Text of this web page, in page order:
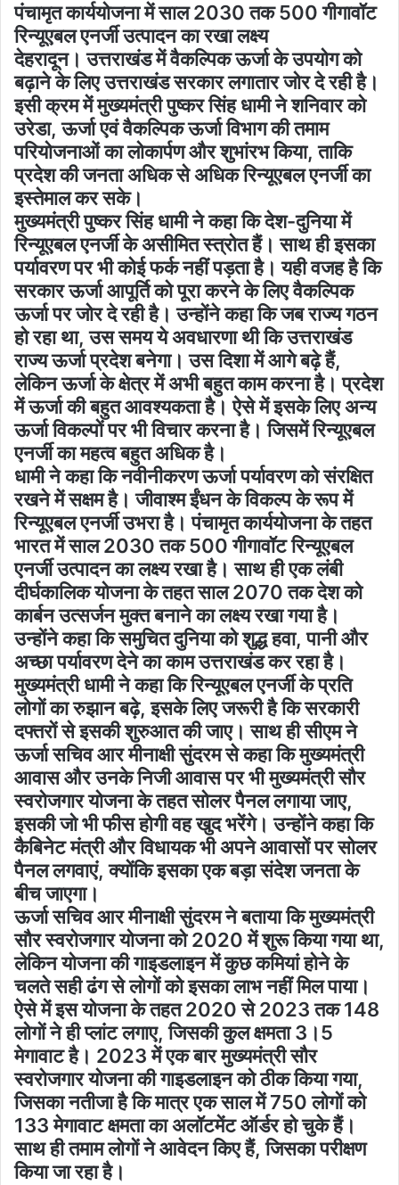
पंचामृत कार्ययोजना में साल 2030 तक 500 गीगावॉट
रिन्यूएबल एनर्जी उत्पादन का रखा लक्ष्य
देहरादून। उत्तराखंड में वैकल्पिक ऊर्जा के उपयोग को
बढ़ाने के लिए उत्तराखंड सरकार लगातार जोर दे रही है।
इसी क्रम में मुख्यमंत्री पुष्कर सिंह धामी ने शनिवार को
उरेडा, ऊर्जा एवं वैकल्पिक ऊर्जा विभाग की तमाम
परियोजनाओं का लोकार्पण और शुभांरभ किया, ताकि
प्रदेश की जनता अधिक से अधिक रिन्यूएबल एनर्जी का
इस्तेमाल कर सके।
मुख्यमंत्री पुष्कर सिंह धामी ने कहा कि देश-दुनिया में
रिन्यूएबल एनर्जी के असीमित स्त्रोत हैं। साथ ही इसका
पर्यावरण पर भी कोई फर्क नहीं पड़ता है। यही वजह है कि
सरकार ऊर्जा आपूर्ति को पूरा करने के लिए वैकल्पिक
ऊर्जा पर जोर दे रही है। उन्होंने कहा कि जब राज्य गठन
हो रहा था, उस समय ये अवधारणा थी कि उत्तराखंड
राज्य ऊर्जा प्रदेश बनेगा। उस दिशा में आगे बढ़े हैं,
लेकिन ऊर्जा के क्षेत्र में अभी बहुत काम करना है। प्रदेश
में ऊर्जा की बहुत आवश्यकता है। ऐसे में इसके लिए अन्य
ऊर्जा विकल्पों पर भी विचार करना है। जिसमें रिन्यूएबल
एनर्जी का महत्व बहुत अधिक है।
धामी ने कहा कि नवीनीकरण ऊर्जा पर्यावरण को संरक्षित
रखने में सक्षम है। जीवाश्म ईंधन के विकल्प के रूप में
रिन्यूएबल एनर्जी उभरा है। पंचामृत कार्ययोजना के तहत
भारत में साल 2030 तक 500 गीगावॉट रिन्यूएबल
एनर्जी उत्पादन का लक्ष्य रखा है। साथ ही एक लंबी
दीर्घकालिक योजना के तहत साल 2070 तक देश को
कार्बन उत्सर्जन मुक्त बनाने का लक्ष्य रखा गया है।
उन्होंने कहा कि समुचित दुनिया को शुद्ध हवा, पानी और
अच्छा पर्यावरण देने का काम उत्तराखंड कर रहा है।
मुख्यमंत्री धामी ने कहा कि रिन्यूएबल एनर्जी के प्रति
लोगों का रुझान बढ़े, इसके लिए जरूरी है कि सरकारी
दफ्तरों से इसकी शुरुआत की जाए। साथ ही सीएम ने
ऊर्जा सचिव आर मीनाक्षी सुंदरम से कहा कि मुख्यमंत्री
आवास और उनके निजी आवास पर भी मुख्यमंत्री सौर
स्वरोजगार योजना के तहत सोलर पैनल लगाया जाए,
इसकी जो भी फीस होगी वह खुद भरेंगे। उन्होंने कहा कि
कैबिनेट मंत्री और विधायक भी अपने आवासों पर सोलर
पैनल लगवाएं, क्योंकि इसका एक बड़ा संदेश जनता के
बीच जाएगा।
ऊर्जा सचिव आर मीनाक्षी सुंदरम ने बताया कि मुख्यमंत्री
सौर स्वरोजगार योजना को 2020 में शुरू किया गया था,
लेकिन योजना की गाइडलाइन में कुछ कमियां होने के
चलते सही ढंग से लोगों को इसका लाभ नहीं मिल पाया।
ऐसे में इस योजना के तहत 2020 से 2023 तक 148
लोगों ने ही प्लांट लगाए, जिसकी कुल क्षमता 3।5
मेगावाट है। 2023 में एक बार मुख्यमंत्री सौर
स्वरोजगार योजना की गाइडलाइन को ठीक किया गया,
जिसका नतीजा है कि मात्र एक साल में 750 लोगों को
133 मेगावाट क्षमता का अलॉटमेंट ऑर्डर हो चुके हैं।
साथ ही तमाम लोगों ने आवेदन किए हैं, जिसका परीक्षण
किया जा रहा है।